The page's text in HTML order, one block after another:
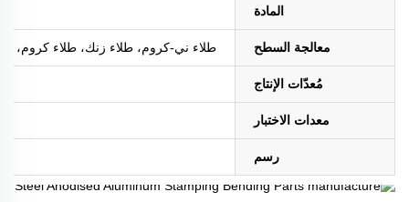
المادة
معالجة السطح طلاء ني-كروم، طلاء زنك، طلاء كروم، طلاء
مُعدّات الإنتاج
معدات الاختبار
رسم